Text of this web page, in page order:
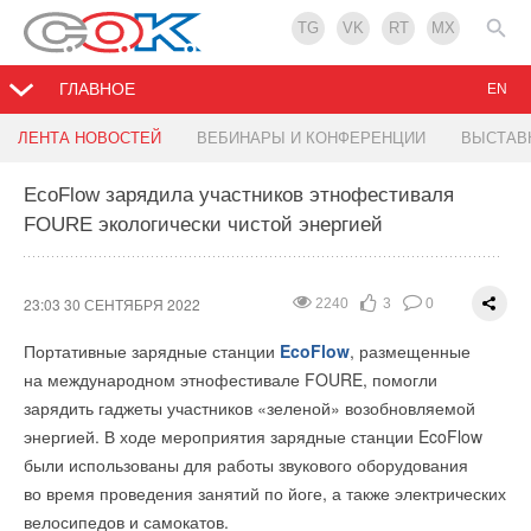
TG VK RT MX
ГЛАВНОЕ
ЛЕНТА НОВОСТЕЙ ВЕБИНАРЫ И КОНФЕРЕНЦИИ
EN
EcoFlow зарядила участников этнофестиваля
FOURE экологически чистой энергией
2240 3 0
23:03 30 СЕНТЯБРЯ 2022
Портативные зарядные станции EcoFlow, размещенные
на международном этнофестивале FOURE, помогли
зарядить гаджеты участников «зеленой» возобновляемой
энергией. В ходе мероприятия зарядные станции EcoFlow
были использованы для работы звукового оборудования
во время проведения занятий по йоге, а также электрических
велосипедов и самокатов.
В ЮУрГУ откроют лабораторию для создания
2269
08:27 30 СЕНТЯБРЯ 2022
Главное событие теплоэнергетической отрасли
2243 1
08:24 30 СЕНТЯБРЯ 2022